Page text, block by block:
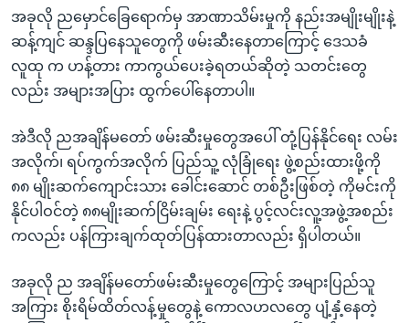
အခုလို ညမှောင်ခြေရောက်မှ အာဏာသိမ်းမှုကို နည်းအမျိုးမျိုးနဲ့
ဆန့်ကျင် ဆန္ဒပြနေသူတွေကို ဖမ်းဆီးနေတာကြောင့် ဒေသခံ
လူထု က ဟန့်တား ကာကွယ်ပေးခဲ့ရတယ်ဆိုတဲ့ သတင်းတွေ
လည်း အများအပြား ထွက်ပေါ်နေတာပါ။
အဲဒီလို ညအချိန်မတော် ဖမ်းဆီးမှုတွေအပေါ် တုံ့ပြန်နိုင်ရေး လမ်း
အလိုက်၊ ရပ်ကွက်အလိုက် ပြည်သူ့ လုံခြုံရေး ဖွဲ့စည်းထားဖို့ကို
၈၈ မျိုးဆက်ကျောင်းသား ခေါင်းဆောင် တစ်ဦးဖြစ်တဲ့ ကိုမင်းကို
နိုင်ပါဝင်တဲ့ ၈၈မျိုးဆက်ငြိမ်းချမ်း ရေးနဲ့ ပွင့်လင်းလူ့အဖွဲ့အစည်း
ကလည်း ပန်ကြားချက်ထုတ်ပြန်ထားတာလည်း ရှိပါတယ်။
အခုလို ည အချိန်မတော်ဖမ်းဆီးမှုတွေကြောင့် အများပြည်သူ
အကြား စိုးရိမ်ထိတ်လန့်မှုတွေနဲ့ ကောလဟလတွေ ပျံ့နှံ့နေတဲ့